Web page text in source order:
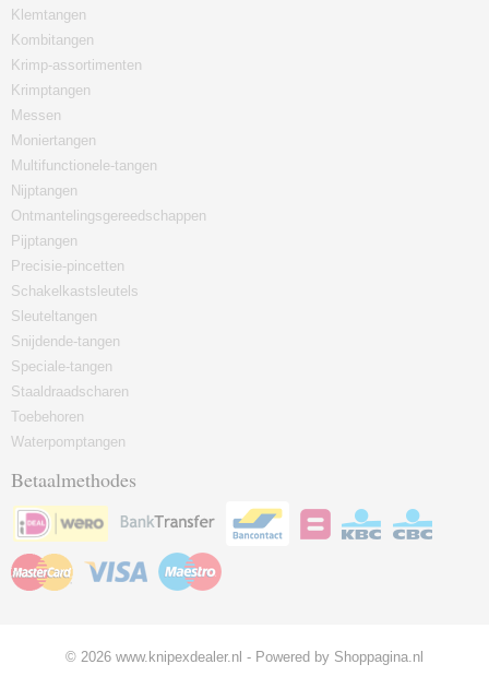
Klemtangen
Kombitangen
Krimp-assortimenten
Krimptangen
Messen
Moniertangen
Multifunctionele-tangen
Nijptangen
Ontmantelingsgereedschappen
Pijptangen
Precisie-pincetten
Schakelkastsleutels
Sleuteltangen
Snijdende-tangen
Speciale-tangen
Staaldraadscharen
Toebehoren
Waterpomptangen
Betaalmethodes
© 2026 www.knipexdealer.nl - Powered by Shoppagina.nl